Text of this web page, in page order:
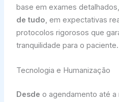
base em exames
de tudo, em expectativas
protocolos rigorosos que
tranquilidade para o paciente.
Tecnologia e Humanização
Desde o agendamento até